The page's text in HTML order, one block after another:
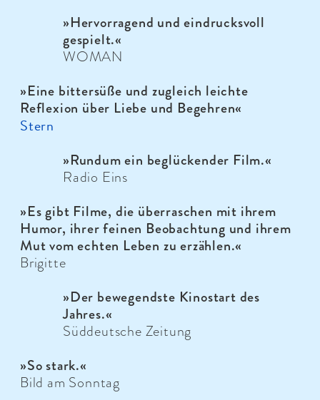
»Hervorragend und eindrucksvoll
gespielt.«
WOMAN
»Eine bittersüße und zugleich leichte
Reflexion über Liebe und Begehren«
Stern
»Rundum ein beglückender Film.«
Radio Eins
»Es gibt Filme, die überraschen mit ihrem
Humor, ihrer feinen Beobachtung und ihrem
Mut vom echten Leben zu erzählen.«
Brigitte
»Der bewegendste Kinostart des
Jahres.«
Süddeutsche Zeitung
»So stark.«
Bild am Sonntag